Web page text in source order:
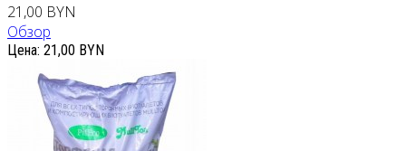
21,00 BYN
Обзор
Цена: 21,00 BYN